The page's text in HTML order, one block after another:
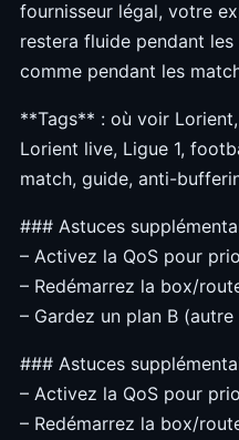
fournisseur légal, votre
restera fluide pendant
comme pendant les
**Tags** : où voir
Lorient live, Ligue 1,
match, guide, anti-
### Astuces
– Activez la QoS pour
– Redémarrez la box/
– Gardez un plan B
### Astuces
– Activez la QoS pour
– Redémarrez la box/